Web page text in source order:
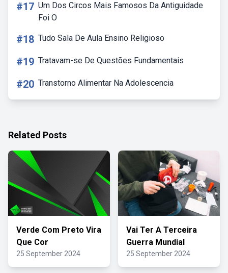
#17 Um Dos Circos Mais Famosos Da Antiguidade
Foi O
#18 Tudo Sala De Aula Ensino Religioso
#19 Tratavam-se De Questões Fundamentais
#20 Transtorno Alimentar Na Adolescencia
Related Posts
Verde Com Preto Vira
Que Cor
25 September 2024
Vai Ter A Terceira
Guerra Mundial
25 September 2024